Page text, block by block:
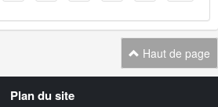
Haut de page
Plan du site